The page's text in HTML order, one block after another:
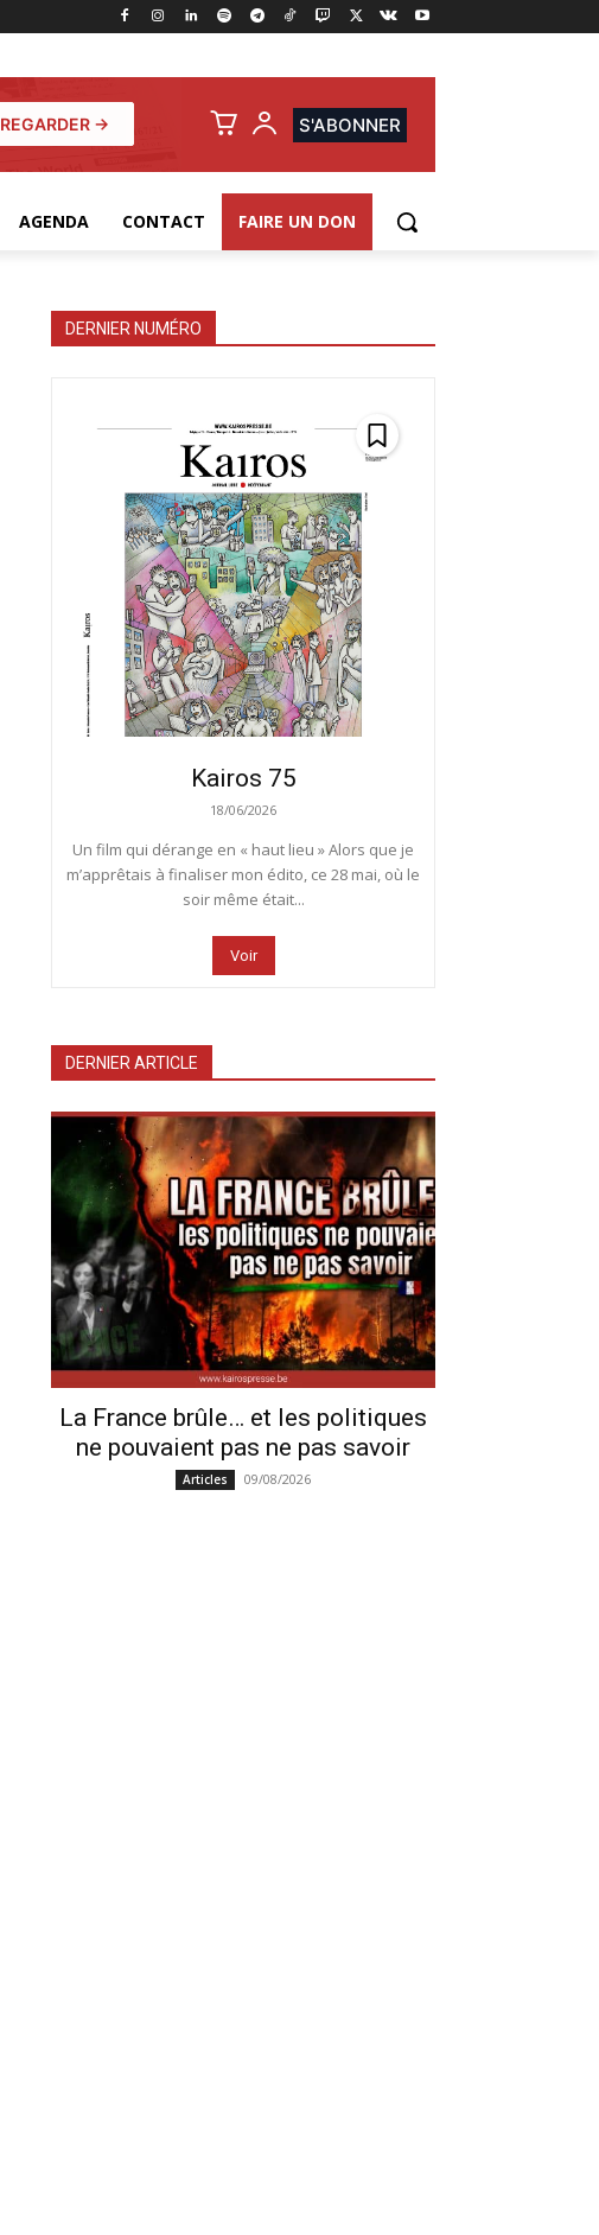
REGARDER → S'ABONNER
AGENDA CONTACT FAIRE UN DON
DERNIER NUMÉRO
Kairos 75
18/06/2026
Un film qui dérange en « haut lieu » Alors que je
m’apprêtais à finaliser mon édito, ce 28 mai, où le
soir même était...
Voir
DERNIER ARTICLE
La France brûle… et les politiques
ne pouvaient pas ne pas savoir
Articles 09/08/2026